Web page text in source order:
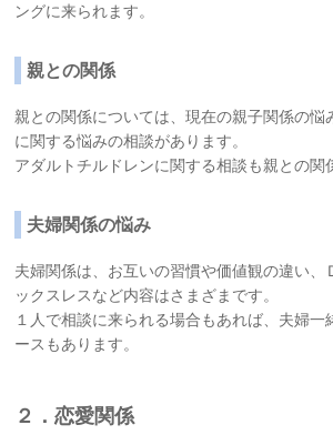
ングに来られます。
親との関係
親との関係については、現在の親子関係の悩
に関する悩みの相談があります。
アダルトチルドレンに関する相談も親との関
夫婦関係の悩み
夫婦関係は、お互いの習慣や価値観の違い、
ックスレスなど内容はさまざまです。
１人で相談に来られる場合もあれば、夫婦一
ースもあります。
２．恋愛関係